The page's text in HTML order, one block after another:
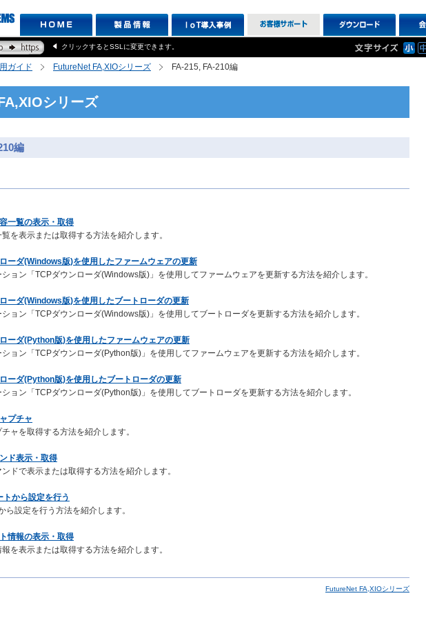
クリックするとSSLに変更できます。
ガイド FutureNet FA,XIOシリーズ FA-215, FA-210編
シリーズ
編
一覧の表示・取得
を表示または取得する方法を紹介します。
ーダ(Windows版)を使用したファームウェアの更新
ョン「TCPダウンローダ(Windows版)」を使用してファームウェアを更新する方法を紹介します。
ーダ(Windows版)を使用したブートローダの更新
ョン「TCPダウンローダ(Windows版)」を使用してブートローダを更新する方法を紹介します。
ーダ(Python版)を使用したファームウェアの更新
ョン「TCPダウンローダ(Python版)」を使用してファームウェアを更新する方法を紹介します。
ーダ(Python版)を使用したブートローダの更新
ョン「TCPダウンローダ(Python版)」を使用してブートローダを更新する方法を紹介します。
プチャ
ャを取得する方法を紹介します。
ド表示・取得
ドで表示または取得する方法を紹介します。
から設定を行う
ら設定を行う方法を紹介します。
情報の表示・取得
を表示または取得する方法を紹介します。
FutureNet FA,XIOシリーズ